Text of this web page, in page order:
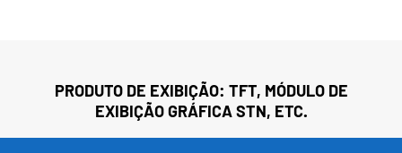
PRODUTO DE EXIBIÇÃO: TFT, MÓDULO DE
EXIBIÇÃO GRÁFICA STN, ETC.